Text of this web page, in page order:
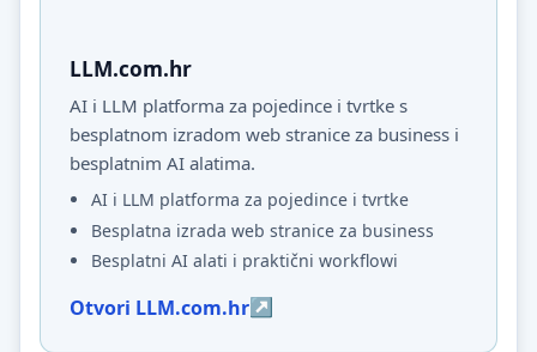
LLM.com.hr
AI i LLM platforma za pojedince i tvrtke s
besplatnom izradom web stranice za business i
besplatnim AI alatima.
AI i LLM platforma za pojedince i tvrtke
Besplatna izrada web stranice za business
Besplatni AI alati i praktični workflowi
Otvori LLM.com.hr